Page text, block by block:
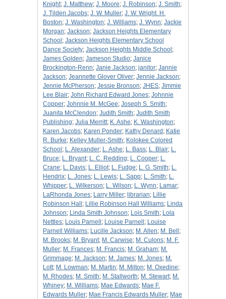
Knight; J. Matthew; J. Moore; J. Robinson; J. Smith;
J. Tilden Jacobs; J. W. Muller; J. W. Wright. H.
Boston; J. Washington; J. Williams; J. Wynn; Jackie
Morgan; Jackson; Jackson Heights Elementary
School ; Jackson Heights Elementary School
Dance Society; Jackson Heights Middle School ;
James Golden; Jameson Studio; Janice
Brockington-Renn; Janie Jackson; janitor; Jannie
Jackson; Jeannette Glover Oliver; Jennie Jackson;
Jennie McPherson; Jessie Bronson; JHES; Jimmie
Lee Blair; John Richard Edward Jones; Johnnie
Copper; Johnnie M. McGee; Joseph S. Smith;
Juanita McClendon; Judith Smith; Judith Smith
Publishing; Julia Merritt; K. Ashe; K. Washington;
Karen Jacobs; Karen Ponder; Kathy Denard ; Katie
R. Burke; Kelley Muller-Smith; Kolokee Colored
School ; L. Alexander; L. Ashe; L. Bass; L. Blair; L.
Bruce; L. Bryant; L. C. Redding; L. Cooper; L.
Crane; L. Davis; L. Elliot; L. Fudge; L. G. Smith; L.
Hendrix; L. Jones; L. Lewis; L. Sapp; L. Smith; L.
Whipper; L. Wilkerson; L. Wilson; L. Wynn; Lamar;
LaRhonda Jones; Larry Miller; librarian; Lillie
Robinson Hall ; Lillie Robinson Hall Williams; Linda
Johnson; Linda Smith Johnson; Lois Smith; Lola
Nettles; Louis Parnell ; Louise Parnell ; Louise
Parnell Williams; Lucille Jackson; M. Allen; M. Bell ;
M. Brooks; M. Bryant; M. Carwise; M. Culons; M. F.
Muller; M. Frances; M. Francis; M. Graham; M.
Grimmage; M. Jackson; M. James; M. Jones; M.
Lott; M. Lowman; M. Martin; M. Milton; M. Oxedine;
M. Rhodes; M. Smith; M. Stallworth; M. Stewart; M.
Whiney; M. Williams; Mae Edwards; Mae F.
Edwards Muller; Mae Francis Edwards Muller; Mae